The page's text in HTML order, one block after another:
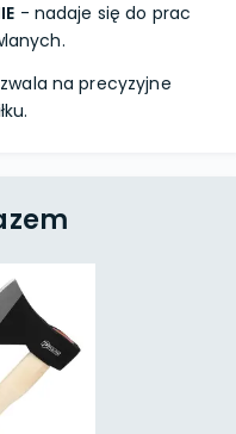
- nadaje się do prac
na precyzyjne